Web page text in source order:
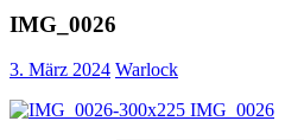
IMG_0026
3. März 2024 Warlock